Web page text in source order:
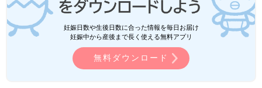
――みっちゃんは主にどんなこだわりがありますか？
みっちゃんママ：最近のみっちゃんのこだわりはママ、パパ、こ
っちゃんの部屋の照明を豆電球にしてから出かけることとリビン
妊娠日数や生後日数に合った情報を毎日お届け
妊娠中から産後まで長く使える無料アプリ
無料ダウンロード